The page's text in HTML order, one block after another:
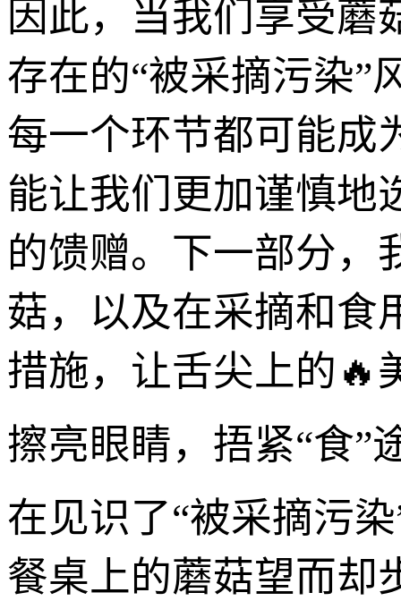
因此，当我们享受蘑
存在的“被采摘污染”
每一个环节都可能成
能让我们更加谨慎地
的馈赠。下一部分，
菇，以及在采摘和食
措施，让舌尖上的🔥
擦亮眼睛，捂紧“食”
在见识了“被采摘污
餐桌上的蘑菇望而却